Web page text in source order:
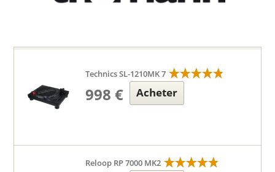
Technics SL-1210MK 7
998 € Acheter
Reloop RP 7000 MK2